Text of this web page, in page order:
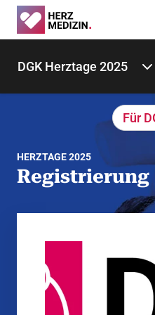
DGK Herztage 2025
Für
HERZTAGE 2025
Registrierung